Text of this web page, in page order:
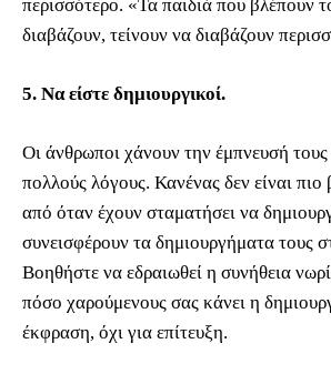
περισσότερο. «Τα παιδιά που βλέπουν
διαβάζουν, τείνουν να διαβάζουν
5. Να είστε δημιουργικοί.
Οι άνθρωποι χάνουν την έμπνευσή τους
πολλούς λόγους. Κανένας δεν είναι πιο
από όταν έχουν σταματήσει να
συνεισφέρουν τα δημιουργήματα τους
Βοηθήστε να εδραιωθεί η συνήθεια
πόσο χαρούμενους σας κάνει η
έκφραση, όχι για επίτευξη.